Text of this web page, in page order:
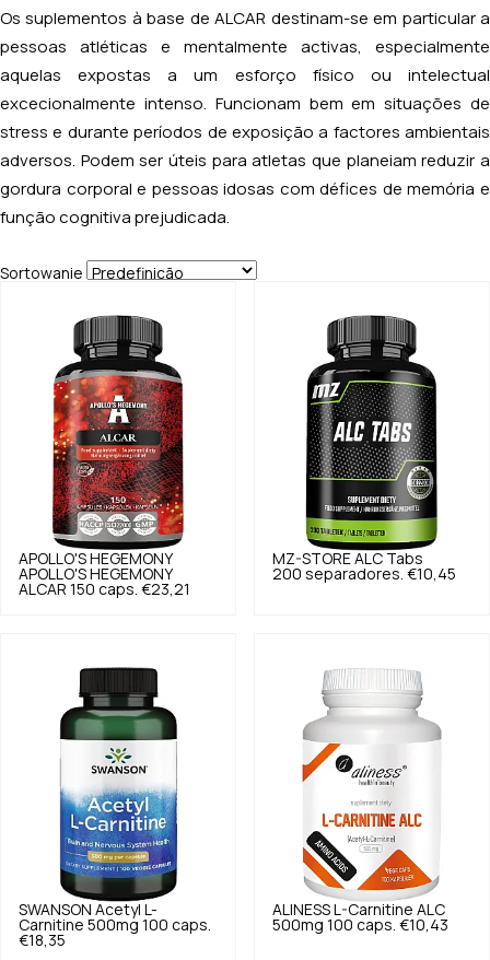
Os suplementos à base de ALCAR destinam-se em particular a
pessoas atléticas e mentalmente activas, especialmente
aquelas expostas a um esforço físico ou intelectual
excecionalmente intenso. Funcionam bem em situações de
stress e durante períodos de exposição a factores ambientais
adversos. Podem ser úteis para atletas que planeiam reduzir a
gordura corporal e pessoas idosas com défices de memória e
função cognitiva prejudicada.
Sortowanie
APOLLO'S HEGEMONY
APOLLO'S HEGEMONY
ALCAR 150 caps. €23,21
MZ-STORE ALC Tabs
200 separadores. €10,45
SWANSON Acetyl L-
Carnitine 500mg 100 caps.
€18,35
ALINESS
L-Carnitine ALC
500mg 100 caps. €10,43